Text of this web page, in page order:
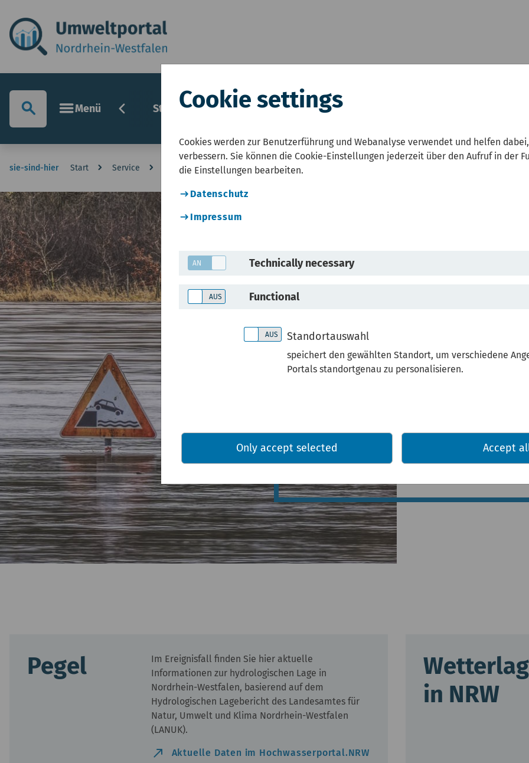
search menuMenü chevron_left Startseite Umweltzustandsbericht NRW
sie-sind-hier Start Service Informationsseite Hochwasser und Starkregen
Auf dieser Seite
Hochwasser-
Pegel
Im Ereignisfall finden Sie hier aktuelle
Informationen zur hydrologischen Lage in
Nordrhein-Westfalen, basierend auf dem
Hydrologischen Lagebericht des Landesamtes für
Natur, Umwelt und Klima Nordrhein-Westfalen
(LANUK).
north_east Aktuelle Daten im Hochwasserportal.NRW
in NRW
Cookie settings
Cookies werden zur Benutzerführung und Webanalyse verwendet und helfen
verbessern. Sie können die Cookie-Einstellungen jederzeit über den Aufruf in der
die Einstellungen bearbeiten.
Datenschutz
Impressum
Technically necessary
Functional
Standortauswahl
speichert den gewählten Standort, um verschiedene
Portals standortgenau zu personalisieren.
Only accept selected Accept